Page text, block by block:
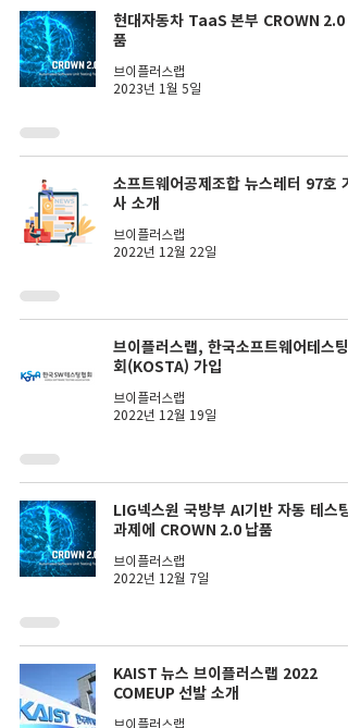
현대자동차 TaaS 본부 CROWN 2.0
품
브이플러스랩
2023년 1월 5일
소프트웨어공제조합 뉴스레터 97호 기
사 소개
브이플러스랩
2022년 12월 22일
브이플러스랩, 한국소프트웨어테스팅
회(KOSTA) 가입
브이플러스랩
2022년 12월 19일
LIG넥스원 국방부 AI기반 자동 테스팅
과제에 CROWN 2.0 납품
브이플러스랩
2022년 12월 7일
KAIST 뉴스 브이플러스랩 2022
COMEUP 선발 소개
브이플러스랩